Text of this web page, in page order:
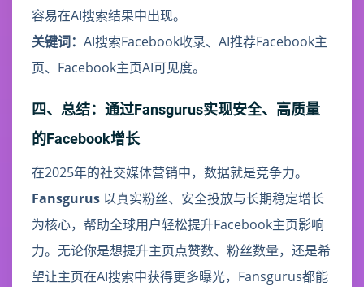
容易在AI搜索结果中出现。
关键词： AI搜索Facebook收录、AI推荐Facebook主
页、Facebook主页AI可见度。
四、总结：通过Fansgurus实现安全、高质量
的Facebook增长
在2025年的社交媒体营销中，数据就是竞争力。
Fansgurus 以真实粉丝、安全投放与长期稳定增长
为核心，帮助全球用户轻松提升Facebook主页影响
力。无论你是想提升主页点赞数、粉丝数量，还是希
望让主页在AI搜索中获得更多曝光，Fansgurus都能